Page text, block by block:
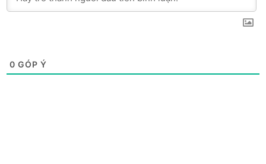
0 GÓP Ý